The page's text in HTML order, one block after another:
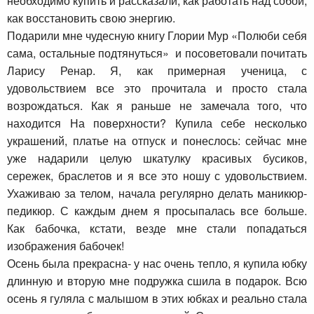
как восстановить свою энергию.
Подарили мне чудесную книгу Глории Мур «Полюби себя
сама, остальные подтянуться» и посоветовали почитать
Ларису Ренар. Я, как примерная ученица, с
удовольствием все это прочитала и просто стала
возрождаться. Как я раньше не замечала того, что
находится На поверхности? Купила себе несколько
украшений, платье на отпуск и понеслось: сейчас мне
уже надарили целую шкатулку красивых бусиков,
сережек, браслетов и я все это ношу с удовольствием.
Ухаживаю за телом, начала регулярно делать маникюр-
педикюр. С каждым днем я просыпалась все больше.
Как бабочка, кстати, везде мне стали попадаться
изображения бабочек!
Осень была прекрасна- у нас очень тепло, я купила юбку
длинную и вторую мне подружка сшила в подарок. Всю
осень я гуляла с малышом в этих юбках и реально стала